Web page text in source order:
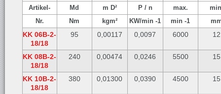
Artikel-
Md m D² P / n max.
Nr.
Nm kgm² KW/min -1 min -1
KK 06B-2-
18/18
95 0,00117 0,0097 6000 12
KK 08B-2-
18/18
240 0,00474 0,0246 5500 15
KK 10B-2-
18/18
380 0,01300 0,0390 4500 15